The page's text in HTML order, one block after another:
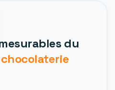
du
chocolaterie